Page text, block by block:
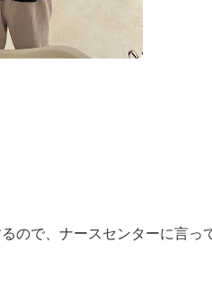
ので、ナースセンターに言